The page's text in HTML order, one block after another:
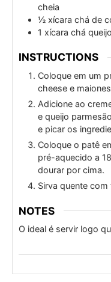
cheia
½ xícara chá de
1 xícara chá
INSTRUCTIONS
Coloque em um
cheese e
Adicione ao
e queijo
e picar os
Coloque o patê
pré-aquecido a
dourar por cima.
Sirva quente
NOTES
O ideal é servir logo